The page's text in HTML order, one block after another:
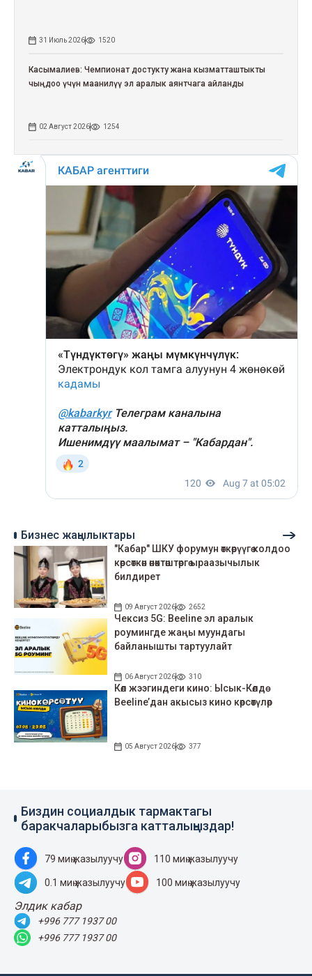
31 Июль 2026 1520
Касымалиев: Чемпионат достукту жана кызматташтыкты
чыңдоо үчүн маанилүү эл аралык аянтчага айланды
02 Август 2026 1254
Бизнес жаңылыктары
"Кабар" ШКУ форумун өткөрүүгө колдоо
көрсөткөн өнөктөштөргө ыраазычылык
билдирет
09 Август 2026 2652
Чексиз 5G: Beeline эл аралык
роумингде жаңы муундагы
байланышты тартуулайт
06 Август 2026 310
Көл жээгиндеги кино: Ысык-Көлдө
Beeline’дан акысыз кино көрсөтүлөр
05 Август 2026 377
Биздин социалдык тармактагы
баракчаларыбызга катталыңыздар!
79 миң жазылуучу 110 миң жазылуучу
0.1 миң жазылуучу 100 миң жазылуучу
Элдик кабар
+996 777 1937 00
+996 777 1937 00